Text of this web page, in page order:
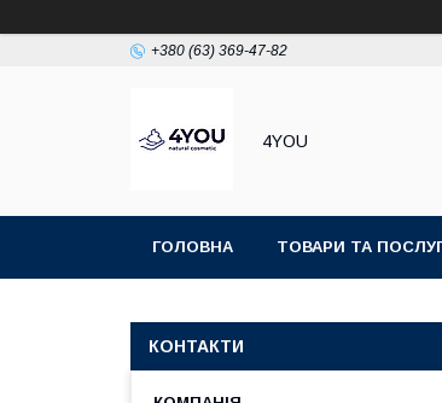
+380 (63) 369-47-82
4YOU
ГОЛОВНА ТОВАРИ ТА
КОНТАКТИ